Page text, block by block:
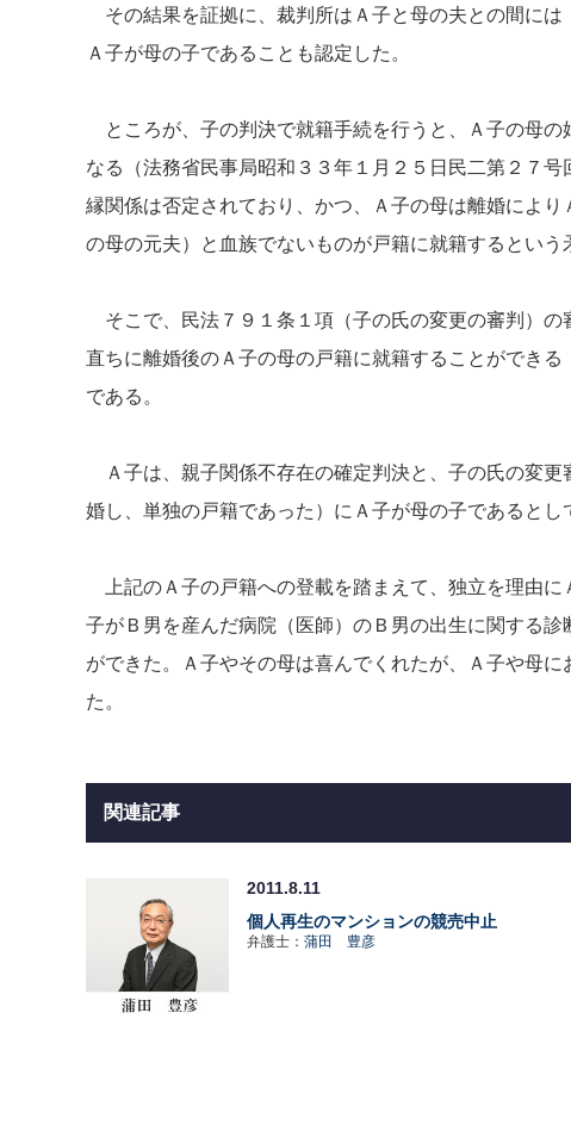
その結果を証拠に、裁判所はＡ子と母の夫との間に
Ａ子が母の子であることも認定した。
ところが、子の判決で就籍手続を行うと、Ａ子の母
なる（法務省民事局昭和３３年１月２５日民二第２７
縁関係は否定されており、かつ、Ａ子の母は離婚によ
の母の元夫）と血族でないものが戸籍に就籍するという
そこで、民法７９１条１項（子の氏の変更の審判）の
直ちに離婚後のＡ子の母の戸籍に就籍することができ
である。
Ａ子は、親子関係不存在の確定判決と、子の氏の変
婚し、単独の戸籍であった）にＡ子が母の子であるとし
上記のＡ子の戸籍への登載を踏まえて、独立を理由に
子がＢ男を産んだ病院（医師）のＢ男の出生に関する
ができた。Ａ子やその母は喜んでくれたが、Ａ子や母
た。
関連記事
2011.8.11
個人再生のマンションの競売中止
弁護士： 蒲田 豊彦